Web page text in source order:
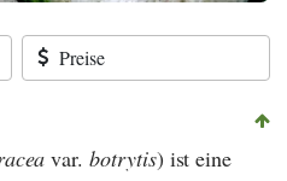
Preise
var. botrytis) ist eine